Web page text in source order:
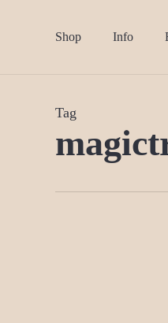
Shop Info
Tag